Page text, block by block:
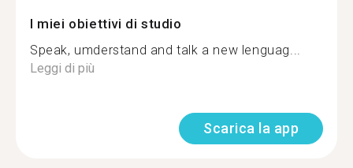
I miei obiettivi di studio
Speak, umderstand and talk a new lenguag...
Leggi di più
Scarica la app